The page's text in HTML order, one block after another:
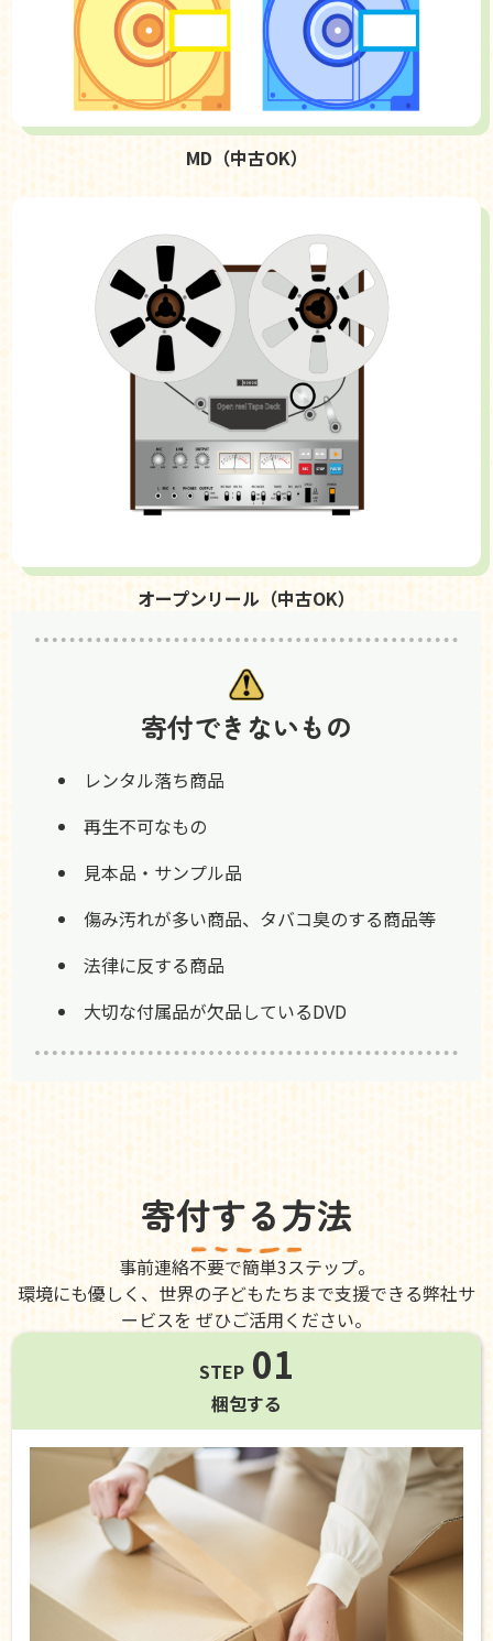
MD（中古OK）
オープンリール（中古OK）
寄付できないもの
レンタル落ち商品
再生不可なもの
見本品・サンプル品
傷み汚れが多い商品、タバコ臭のする商品等
法律に反する商品
大切な付属品が欠品しているDVD
寄付する方法
事前連絡不要で簡単3ステップ。
環境にも優しく、世界の子どもたちまで支援できる弊社サ
ービスを ぜひご活用ください。
STEP 01
梱包する